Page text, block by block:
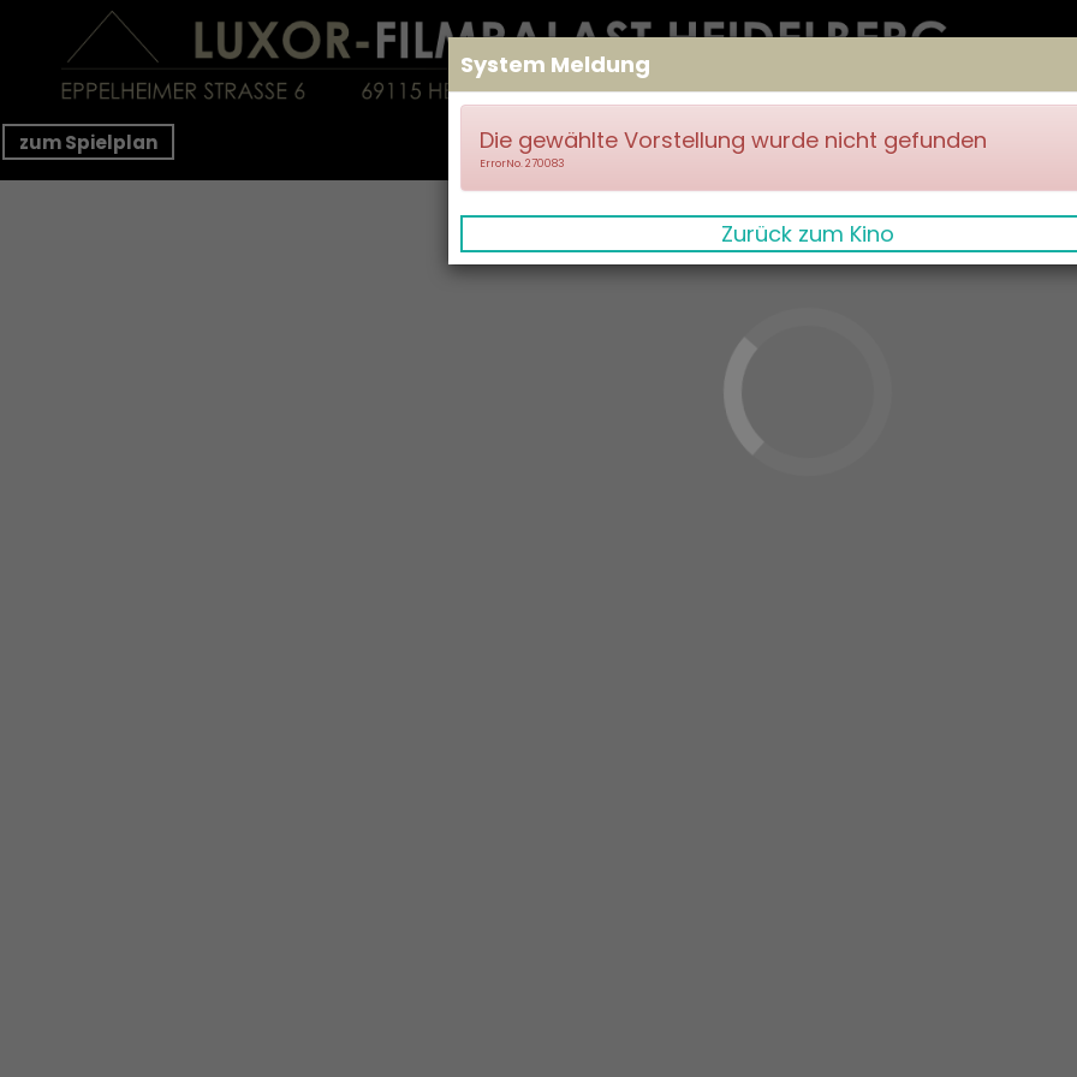
zum Spielplan
System Meldung
Die gewählte Vorstellung wurde nicht gefunden
ErrorNo. 270083
Zurück zum Kino